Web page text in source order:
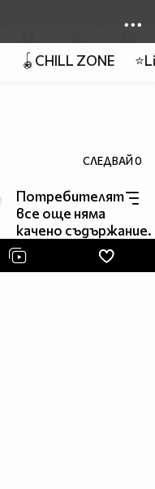
🪀CHILL ZONE
СЛЕДВАЙ0
Потребителят
все още няма
качено съдържание.